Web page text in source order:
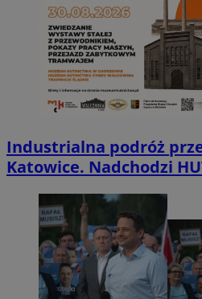
Industrialna podróż
Katowice. Nadchodzi